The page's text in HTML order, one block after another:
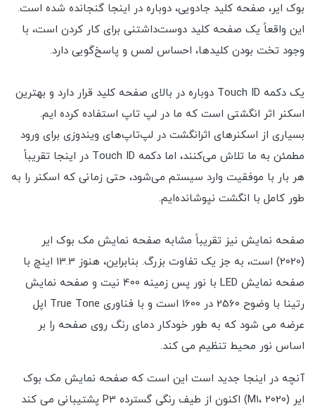
بوک ایر، صفحه کلید جادویی، دوباره در اینجا گنجانده شده است.
این واقعاً یک صفحه کلید دوست‌داشتنی برای کار کردن است، با
وجود تخت بودن کلیدها، احساس لمس و پاسخ‌گویی دارد.
یک دکمه Touch ID دوباره در بالای صفحه کلید قرار دارد و بهترین
اسکنر اثر انگشتی است که ما در لپ تاپ استفاده کرده ایم.
بسیاری از اسکنرهای اثرانگشت در لپ‌تاپ‌های ویندوزی برای ورود
مطمئن به ما تلاش می‌کنند، اما دکمه Touch ID در اینجا تقریباً
هر بار با موفقیت وارد سیستم می‌شود، حتی زمانی که اسکنر را به
طور کامل با انگشت نپوشانده‌ایم.
صفحه نمایش نیز تقریباً مشابه صفحه نمایش مک بوک ایر
(2020) است، به جز یک تفاوت بزرگ. بنابراین، هنوز 13.3 اینچ با
صفحه نمایش LED با نور پس زمینه 400 نیت و صفحه نمایش
رتینا با وضوح 2560 در 1600 است و با فناوری True Tone اپل
عرضه می شود که به طور خودکار دمای رنگ روی صفحه را بر
اساس نور محیط تنظیم می کند.
آنچه در اینجا جدید است این است که صفحه نمایش مک بوک
ایر (M1، 2020) اکنون از طیف رنگی گسترده P3 پشتیبانی می کند